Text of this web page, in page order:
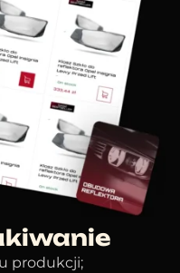
produkcji;